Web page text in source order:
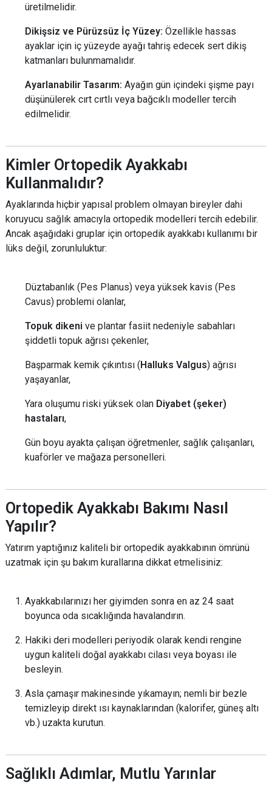
üretilmelidir.
Dikişsiz ve Pürüzsüz İç Yüzey: Özellikle hassas
ayaklar için iç yüzeyde ayağı tahriş edecek sert dikiş
katmanları bulunmamalıdır.
Ayarlanabilir Tasarım: Ayağın gün içindeki şişme payı
düşünülerek cırt cırtlı veya bağcıklı modeller tercih
edilmelidir.
Kimler Ortopedik Ayakkabı
Kullanmalıdır?
Ayaklarında hiçbir yapısal problem olmayan bireyler dahi
koruyucu sağlık amacıyla ortopedik modelleri tercih edebilir.
Ancak aşağıdaki gruplar için ortopedik ayakkabı kullanımı bir
lüks değil, zorunluluktur:
Düztabanlık (Pes Planus) veya yüksek kavis (Pes
Cavus) problemi olanlar,
Topuk dikeni ve plantar fasiit nedeniyle sabahları
şiddetli topuk ağrısı çekenler,
Başparmak kemik çıkıntısı (Halluks Valgus) ağrısı
yaşayanlar,
Yara oluşumu riski yüksek olan Diyabet (şeker)
hastaları,
Gün boyu ayakta çalışan öğretmenler, sağlık çalışanları,
kuaförler ve mağaza personelleri.
Ortopedik Ayakkabı Bakımı Nasıl
Yapılır?
Yatırım yaptığınız kaliteli bir ortopedik ayakkabının ömrünü
uzatmak için şu bakım kurallarına dikkat etmelisiniz:
Ayakkabılarınızı her giyimden sonra en az 24 saat
boyunca oda sıcaklığında havalandırın.
Hakiki deri modelleri periyodik olarak kendi rengine
uygun kaliteli doğal ayakkabı cilası veya boyası ile
besleyin.
Asla çamaşır makinesinde yıkamayın; nemli bir bezle
temizleyip direkt ısı kaynaklarından (kalorifer, güneş altı
vb.) uzakta kurutun.
Sağlıklı Adımlar, Mutlu Yarınlar